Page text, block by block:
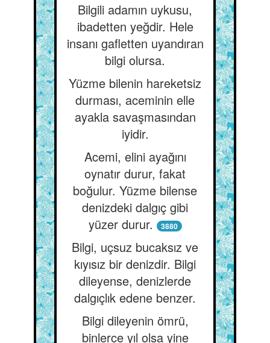
Bilgili adamın uykusu,
ibadetten yeğdir. Hele
insanı gafletten uyandıran
bilgi olursa.
Yüzme bilenin hareketsiz
durması, aceminin elle
ayakla savaşmasından
iyidir.
Acemi, elini ayağını
oynatır durur, fakat
boğulur. Yüzme bilense
denizdeki dalgıç gibi
yüzer durur.
3880
Bilgi, uçsuz bucaksız ve
kıyısız bir denizdir. Bilgi
dileyense, denizlerde
dalgıçlık edene benzer.
Bilgi dileyenin ömrü,
binlerce yıl olsa yine